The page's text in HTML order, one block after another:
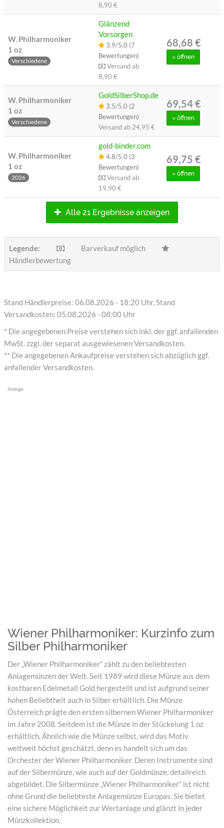
8,90 €
W. Philharmoniker
1 oz
Verschiedene
Glänzend
Vorsorgen
3.9/5.0 (7
Bewertungen)
Versand ab
8,90 €
68,68 €
» öffnen
W. Philharmoniker
1 oz
Verschiedene
GoldSilberShop.de
3.5/5.0 (2
Bewertungen)
Versand ab 24,95 €
69,54 €
» öffnen
W. Philharmoniker
1 oz
2026
gold-binder.com
4.8/5.0 (3
Bewertungen)
Versand ab
19,90 €
69,75 €
» öffnen
Alle 21 Ergebnisse anzeigen
Legende:
Barverkauf möglich
Händlerbewertung
Stand Händlerpreise: 06.08.2026 - 18:20 Uhr, Stand
Versandkosten: 05.08.2026 - 08:00 Uhr
* Die angegebenen Preise verstehen sich inkl. der ggf. anfallenden
MwSt. zzgl. der separat ausgewiesenen Versandkosten.
** Die angegebenen Ankaufpreise verstehen sich abzüglich ggf.
anfallender Versandkosten.
Anzeige
Wiener Philharmoniker: Kurzinfo zum
Silber Philharmoniker
Der „Wiener Philharmoniker“ zählt zu den beliebtesten
Anlagemünzen der Welt. Seit 1989 wird diese Münze aus dem
kostbaren Edelmetall Gold hergestellt und ist aufgrund seiner
hohen Beliebtheit auch in Silber erhältlich. Die Münze
Österreich prägte den ersten silbernen Wiener Philharmoniker
im Jahre 2008. Seitdem ist die Münze in der Stückelung 1 oz
erhältlich. Ähnlich wie die Münze selbst, wird das Motiv
weltweit höchst geschätzt, denn es handelt sich um das
Orchester der Wiener Philharmoniker. Deren Instrumente sind
auf der Silbermünze, wie auch auf der Goldmünze, detailreich
abgebildet. Die Silbermünze „Wiener Philharmoniker“ ist nicht
ohne Grund die beliebteste Anlagemünze Europas. Sie bietet
eine sichere Möglichkeit zur Wertanlage und glänzt in jeder
Münzkollektion.